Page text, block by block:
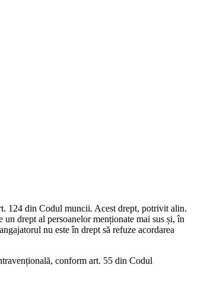
124 din Codul muncii. Acest drept, potrivit alin.
drept al persoanelor menționate mai sus și, în
nu este în drept să refuze acorda­rea
conform art. 55 din Codul